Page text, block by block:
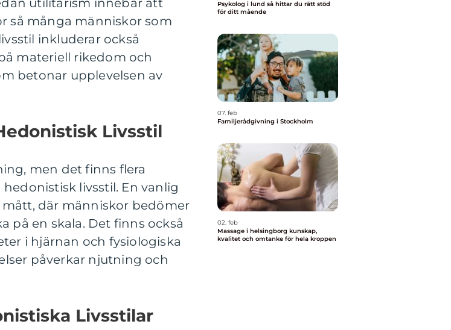
så många människor som
inkluderar också
materiell rikedom och
betonar upplevelsen av
Livsstil
men det finns flera
livsstil. En vanlig
där människor bedömer
på en skala. Det finns också
i hjärnan och fysiologiska
påverkar njutning och
Livsstilar
Psykolog i lund så hittar du rätt stöd
för ditt mående
07. feb
Familjerådgivning i Stockholm
02. feb
Massage i helsingborg kunskap,
kvalitet och omtanke för hela kroppen